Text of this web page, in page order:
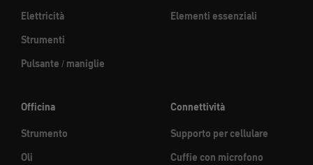
Elettricità
Strumenti
Pulsante / maniglie
Elementi essenziali
Officina
Strumento
Oli
Connettività
Supporto per cellulare
Cuffie con microfono